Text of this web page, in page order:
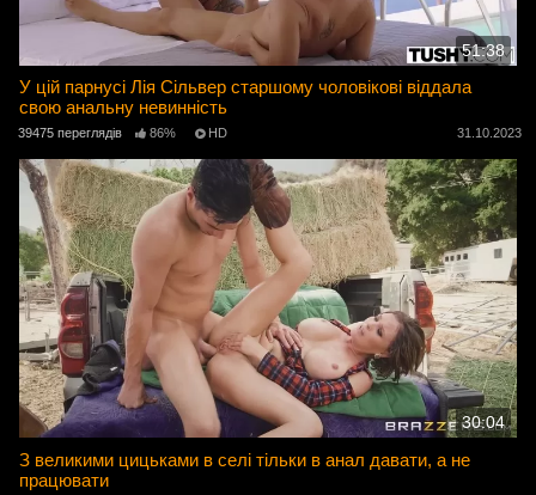
51:38
У цій парнусі Лія Сільвер старшому чоловікові віддала
свою анальну невинність
39475 переглядів 86% HD 31.10.2023
30:04
З великими цицьками в селі тільки в анал давати, а не
працювати